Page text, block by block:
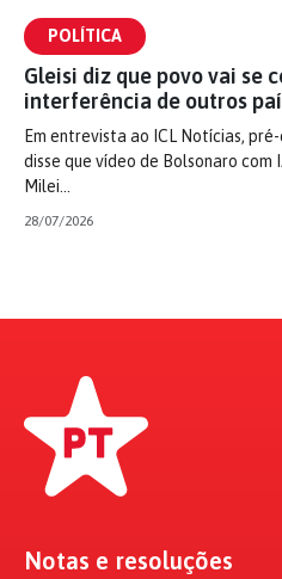
POLÍTICA
Gleisi diz que povo vai se
interferência de outros
Em entrevista ao ICL Notícias,
disse que vídeo de Bolsonaro com
Milei…
28/07/2026
Notas e resoluções